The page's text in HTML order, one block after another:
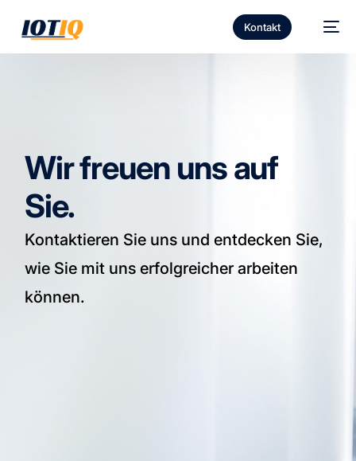
Kontakt
Wir freuen uns auf
Sie.
Kontaktieren Sie uns und entdecken Sie,
wie Sie mit uns erfolgreicher arbeiten
können.